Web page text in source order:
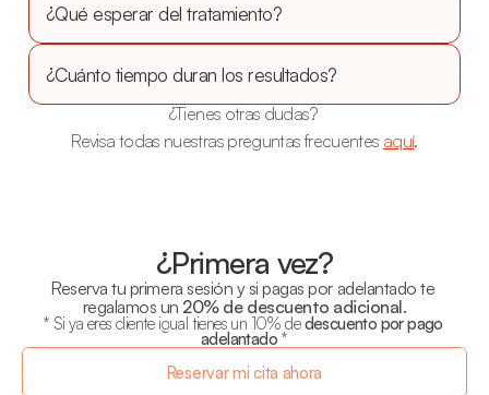
¿Qué esperar del tratamiento?
¿Cuánto tiempo duran los resultados?
¿Tienes otras dudas?
Revisa todas nuestras preguntas frecuentes aquí.
¿Primera vez?
Reserva tu primera sesión y si pagas por adelantado te
regalamos un 20% de descuento adicional.
* Si ya eres cliente igual tienes un 10% de descuento por pago
adelantado *
Reservar mi cita ahora